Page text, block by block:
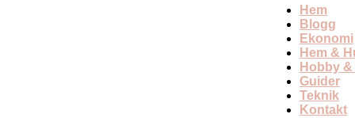
Hem
Blogg
Ekonomi
Hem &
Hobby
Guider
Teknik
Kontakt